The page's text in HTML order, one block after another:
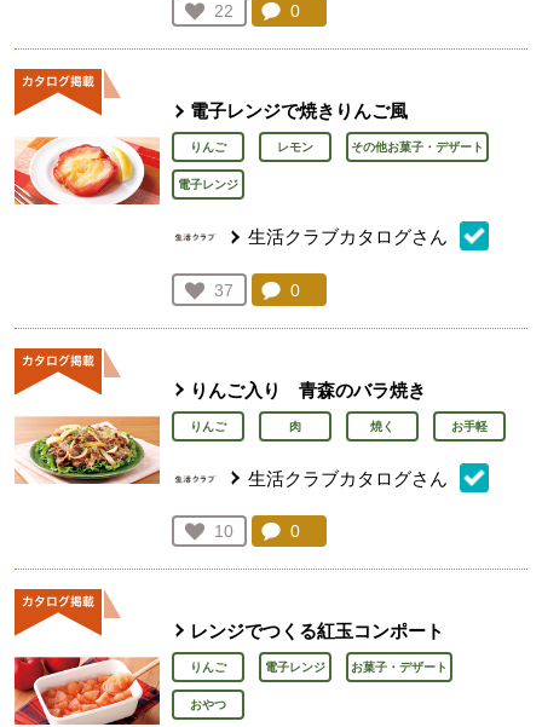
お気に入り登録：
22
人が登録
コメント：
0
電子レンジで焼きりんご風
りんご レモン その他お菓子・デザート
電子レンジ
生活クラブカタログさん
お気に入り登録：
37
人が登録
コメント：
0
りんご入り 青森のバラ焼き
りんご 肉 焼く お手軽
生活クラブカタログさん
お気に入り登録：
10
人が登録
コメント：
0
レンジでつくる紅玉コンポート
りんご 電子レンジ お菓子・デザート
おやつ